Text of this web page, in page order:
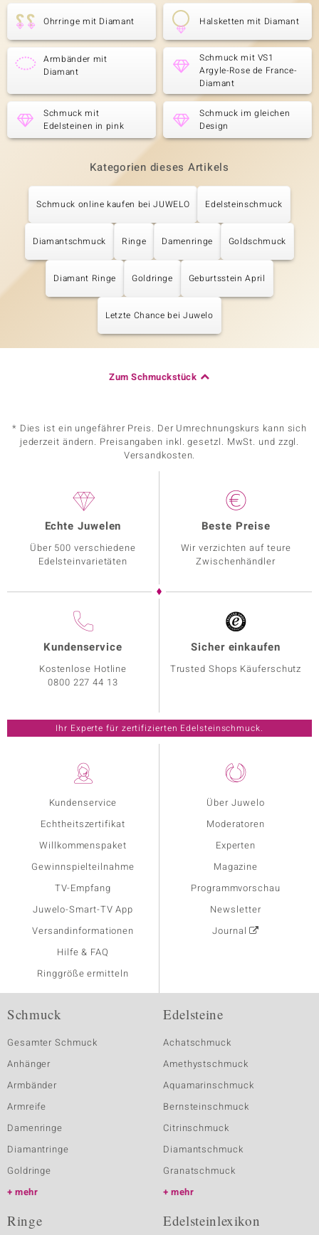
Ohrringe mit Diamant Halsketten mit Diamant
Armbänder mit
Diamant
Schmuck mit VS1
Argyle-Rose de France-
Diamant
Schmuck mit
Edelsteinen in pink
Schmuck im gleichen
Design
Kategorien dieses Artikels
Schmuck online kaufen bei JUWELO Edelsteinschmuck
Diamantschmuck Ringe Damenringe Goldschmuck
Diamant Ringe Goldringe Geburtsstein April
Letzte Chance bei Juwelo
Zum Schmuckstück
* Dies ist ein ungefährer Preis. Der Umrechnungskurs kann sich
jederzeit ändern. Preisangaben inkl. gesetzl. MwSt. und zzgl.
Versandkosten.
Kundenservice
Echtheitszertifikat
Willkommenspaket
Gewinnspielteilnahme
TV-Empfang
Juwelo-Smart-TV App
Versandinformationen
Hilfe & FAQ
Ringgröße ermitteln
Über Juwelo
Moderatoren
Experten
Magazine
Programmvorschau
Newsletter
Journal
Echte Juwelen
Über 500 verschiedene
Edelsteinvarietäten
Beste Preise
Wir verzichten auf teure
Zwischenhändler
Kundenservice
Kostenlose Hotline
0800 227 44 13
Sicher einkaufen
Trusted Shops Käuferschutz
Ihr Experte für zertifizierten Edelsteinschmuck.
Schmuck
Gesamter Schmuck
Anhänger
Armbänder
Armreife
Damenringe
Diamantringe
Goldringe
mehr
Edelsteine
Achatschmuck
Amethystschmuck
Aquamarinschmuck
Bernsteinschmuck
Citrinschmuck
Diamantschmuck
Granatschmuck
mehr
Ringe Edelsteinlexikon